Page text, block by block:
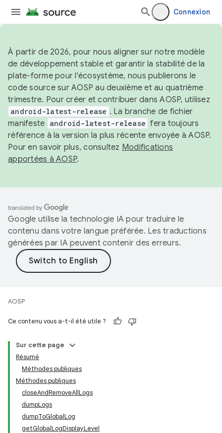
Connexion
À partir de 2026, pour nous aligner sur notre modèle
de développement stable et garantir la stabilité de la
plate-forme pour l'écosystème, nous publierons le
code source sur AOSP au deuxième et au quatrième
trimestre. Pour créer et contribuer dans AOSP, utilisez
android-latest-release . La branche de fichier
manifeste android-latest-release fera toujours
référence à la version la plus récente envoyée à AOSP.
Pour en savoir plus, consultez Modifications
apportées à AOSP.
Google utilise la technologie IA pour traduire le
contenu dans votre langue préférée. Les traductions
générées par IA peuvent contenir des erreurs.
AOSP
Ce contenu vous a-t-il été utile ?
Sur cette page
Résumé
Méthodes publiques
Méthodes publiques
closeAndRemoveAllLogs
dumpLogs
dumpToGlobalLog
getGlobalLogDisplayLevel